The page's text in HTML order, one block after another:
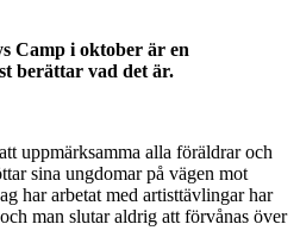
Camp i oktober är en
berättar vad det är.
uppmärksamma alla föräldrar och
sina ungdomar på vägen mot
har arbetat med artisttävlingar har
man slutar aldrig att förvånas över